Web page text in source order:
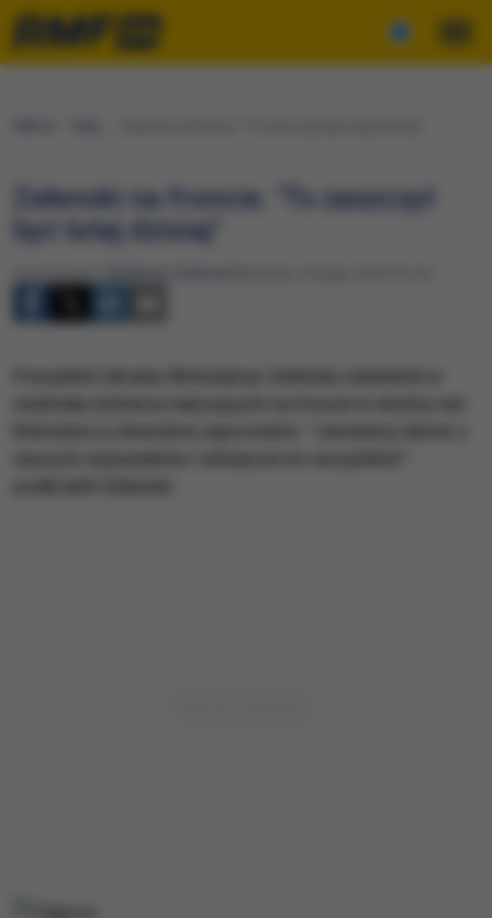
Zełenski na froncie. "To zaszczyt
być tutaj dzisiaj"